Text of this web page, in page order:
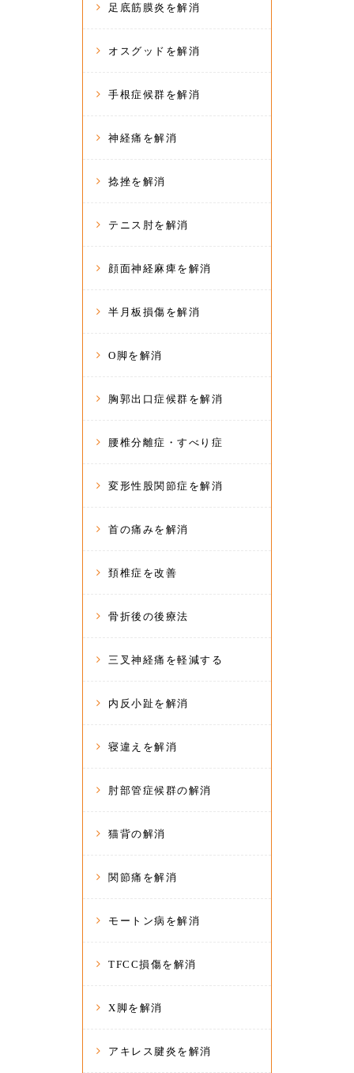
足底筋膜炎を解消
オスグッドを解消
手根症候群を解消
神経痛を解消
捻挫を解消
テニス肘を解消
顔面神経麻痺を解消
半月板損傷を解消
O脚を解消
胸郭出口症候群を解消
腰椎分離症・すべり症
変形性股関節症を解消
首の痛みを解消
頚椎症を改善
骨折後の後療法
三叉神経痛を軽減する
内反小趾を解消
寝違えを解消
肘部管症候群の解消
猫背の解消
関節痛を解消
モートン病を解消
TFCC損傷を解消
X脚を解消
アキレス腱炎を解消